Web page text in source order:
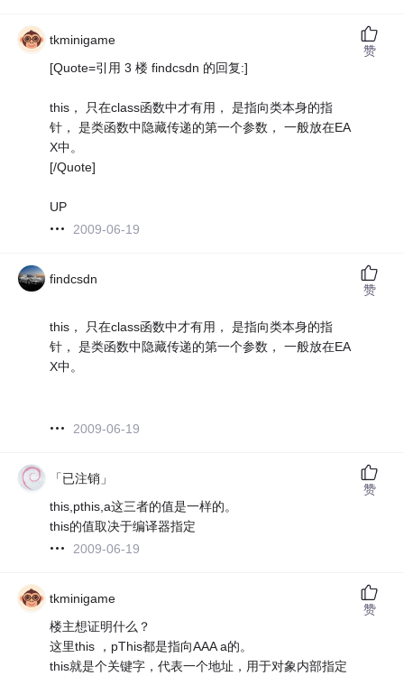
tkminigame
[Quote=引用 3 楼 findcsdn 的回复:]
this， 只在class函数中才有用， 是指向类本身的指
针， 是类函数中隐藏传递的第一个参数， 一般放在EA
X中。
[/Quote]
UP
2009-06-19
赞
findcsdn
this， 只在class函数中才有用， 是指向类本身的指
针， 是类函数中隐藏传递的第一个参数， 一般放在EA
X中。
2009-06-19
赞
「已注销」
this,pthis,a这三者的值是一样的。
this的值取决于编译器指定
2009-06-19
赞
tkminigame
楼主想证明什么？
这里this ，pThis都是指向AAA a的。
this就是个关键字，代表一个地址，用于对象内部指定
赞